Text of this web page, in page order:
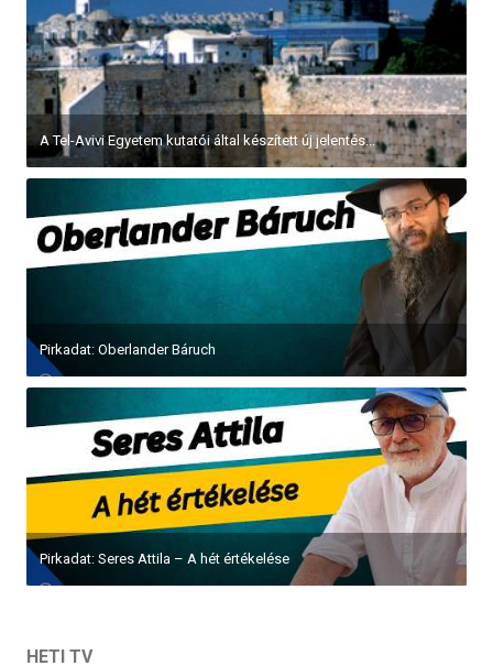
A Tel-Avivi Egyetem kutatói által készített új jelentés...
Pirkadat: Oberlander Báruch
Pirkadat: Seres Attila – A hét értékelése
HETI TV